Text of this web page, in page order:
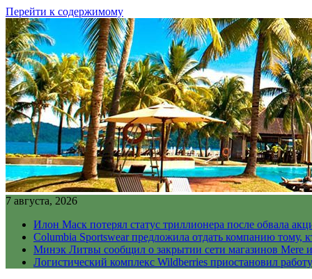
Перейти к содержимому
7 августа, 2026
Илон Маск потерял статус триллионера после обвала
Columbia Sportswear предложила отдать компанию тому,
Минэк Литвы сообщил о закрытии сети магазинов Mere
Логистический комплекс Wildberries приостановил